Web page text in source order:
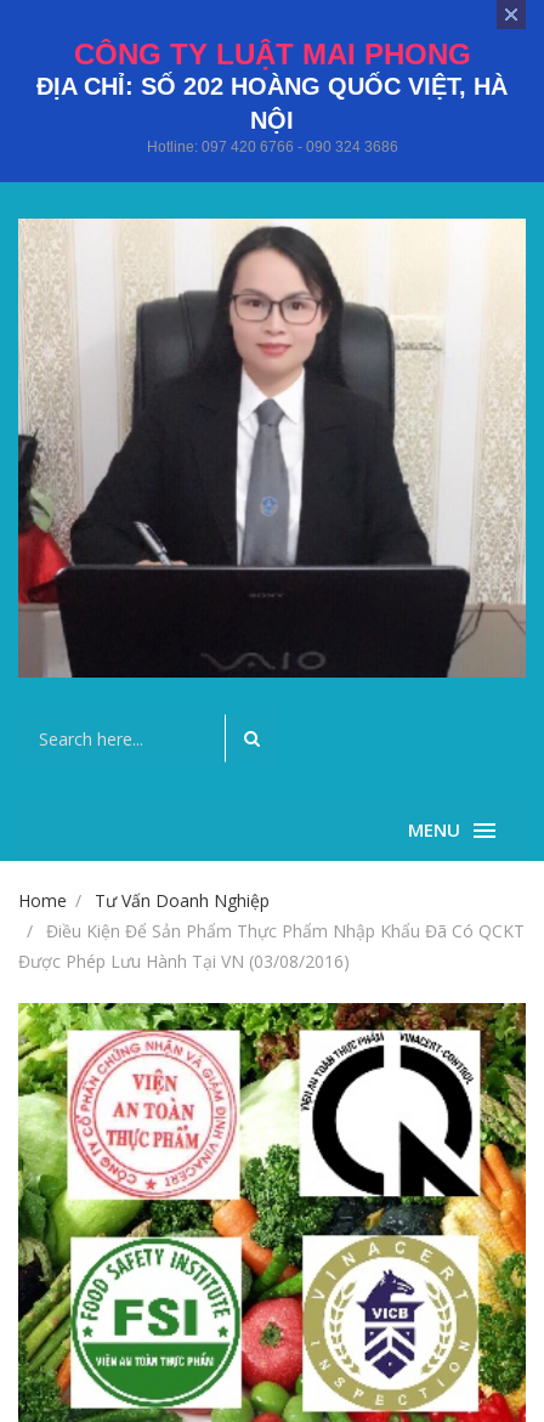
CÔNG TY LUẬT MAI PHONG
ĐỊA CHỈ: SỐ 202 HOÀNG QUỐC VIỆT, HÀ
NỘI
Hotline: 097 420 6766 - 090 324 3686
MENU
Home
Tư Vấn Doanh Nghiệp
Điều Kiện Để Sản Phẩm Thực Phẩm Nhập Khẩu Đã Có QCKT
Được Phép Lưu Hành Tại VN (03/08/2016)